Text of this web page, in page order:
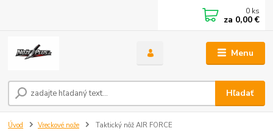
Menu
Hľadať
0 ks
za 0,00 €
Úvod Vreckové nože Taktický nôž AIR FORCE